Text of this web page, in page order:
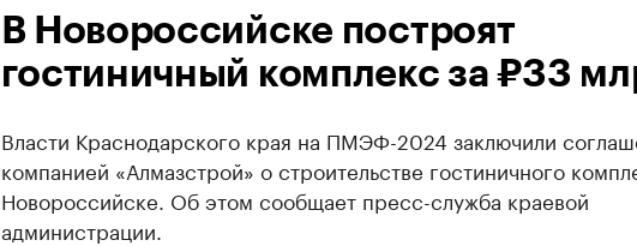
В Новороссийске построят
гостиничный комплекс за ₽33
Власти Краснодарского края на ПМЭФ-2024 заключили
компанией «Алмазстрой» о строительстве гостиничного
Новороссийске. Об этом сообщает пресс-служба краевой
администрации.